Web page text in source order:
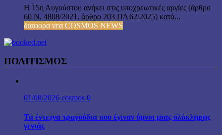
Η 15η Αυγούστου ανήκει στις υποχρεωτικές αργίες (άρθρο
60 Ν. 4808/2021, άρθρο 203 ΠΔ 62/2025) κατά...
διαφορα νεα COSMOS NEWS
ΠΟΛΙΤΙΣΜΟΣ
01/08/2026 cosmos 0
Τα έντεχνα τραγούδια που έγιναν ύμνοι μιας ολόκληρης
γενιάς